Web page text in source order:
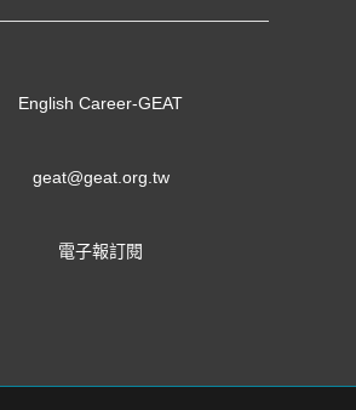
English Career-GEAT
geat@geat.org.tw
電子報訂閱